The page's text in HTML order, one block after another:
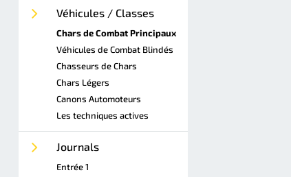
Véhicules / Classes
Chars de Combat Principaux
Véhicules de Combat Blindés
Chasseurs de Chars
Chars Légers
Canons Automoteurs
Les techniques actives
Journals
Entrée 1